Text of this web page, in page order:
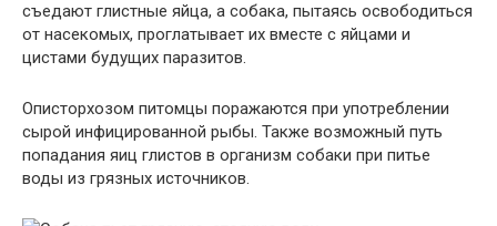
съедают глистные яйца, а собака, пытаясь освободиться
от насекомых, проглатывает их вместе с яйцами и
цистами будущих паразитов.
Описторхозом питомцы поражаются при употреблении
сырой инфицированной рыбы. Также возможный путь
попадания яиц глистов в организм собаки при питье
воды из грязных источников.